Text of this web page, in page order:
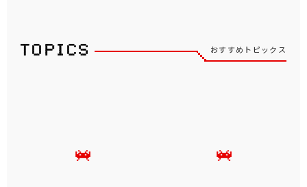
おすすめトピックス